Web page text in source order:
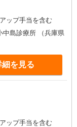
ップ手当を含む
中島診療所 （兵庫県
細を見る
ップ手当を含む